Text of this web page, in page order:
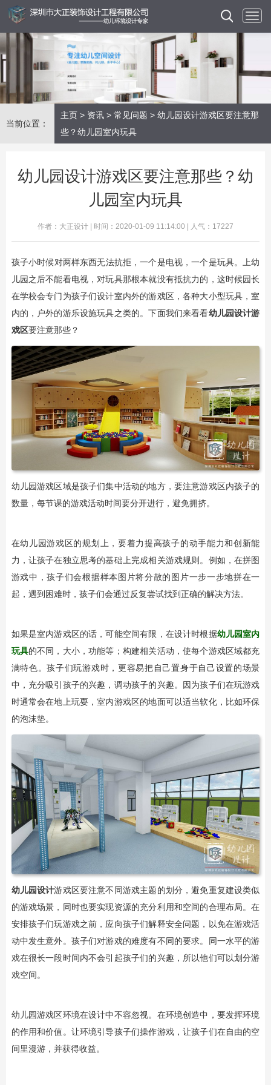
当前位置：
主页 > 资讯 > 常见问题 > 幼儿园设计游戏区要注意那
些？幼儿园室内玩具
幼儿园设计游戏区要注意那些？幼
儿园室内玩具
作者：大正设计 | 时间：2020-01-09 11:14:00 | 人气：17227
​孩子小时候对两样东西无法抗拒，一个是电视，一个是玩具。上幼
儿园之后不能看电视，对玩具那根本就没有抵抗力的，这时候园长
在学校会专门为孩子们设计室内外的游戏区，各种大小型玩具，室
内的，户外的游乐设施玩具之类的。下面我们来看看幼儿园设计游
戏区要注意那些？
幼儿园游戏区域是孩子们集中活动的地方，要注意游戏区内孩子的
数量，每节课的游戏活动时间要分开进行，避免拥挤。
在幼儿园游戏区的规划上，要着力提高孩子的动手能力和创新能
力，让孩子在独立思考的基础上完成相关游戏规则。例如，在拼图
游戏中，孩子们会根据样本图片将分散的图片一步一步地拼在一
起，遇到困难时，孩子们会通过反复尝试找到正确的解决方法。
如果是室内游戏区的话，可能空间有限，在设计时根据幼儿园室内
玩具的不同，大小，功能等；构建相关活动，使每个游戏区域都充
满特色。孩子们玩游戏时，更容易把自己置身于自己设置的场景
中，充分吸引孩子的兴趣，调动孩子的兴趣。因为孩子们在玩游戏
时通常会在地上玩耍，室内游戏区的地面可以适当软化，比如环保
的泡沫垫。
幼儿园设计游戏区要注意不同游戏主题的划分，避免重复建设类似
的游戏场景，同时也要实现资源的充分利用和空间的合理布局。在
安排孩子们玩游戏之前，应向孩子们解释安全问题，以免在游戏活
动中发生意外。孩子们对游戏的难度有不同的要求。同一水平的游
戏在很长一段时间内不会引起孩子们的兴趣，所以他们可以划分游
戏空间。
幼儿园游戏区环境在设计中不容忽视。在环境创造中，要发挥环境
的作用和价值。让环境引导孩子们操作游戏，让孩子们在自由的空
间里漫游，并获得收益。